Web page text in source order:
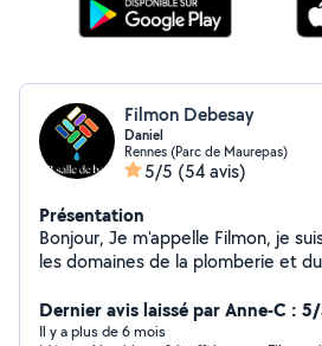
Filmon Debesay
Daniel
Rennes (Parc de Maurepas)
5/5 (54 avis)
Présentation
Bonjour, Je m'appelle Filmon, je
les domaines de la plomberie et
mes services pour vos projets de
carrelage, plomberie, ainsi que
Dernier avis laissé par Anne-C :
Il y a plus de 6 mois